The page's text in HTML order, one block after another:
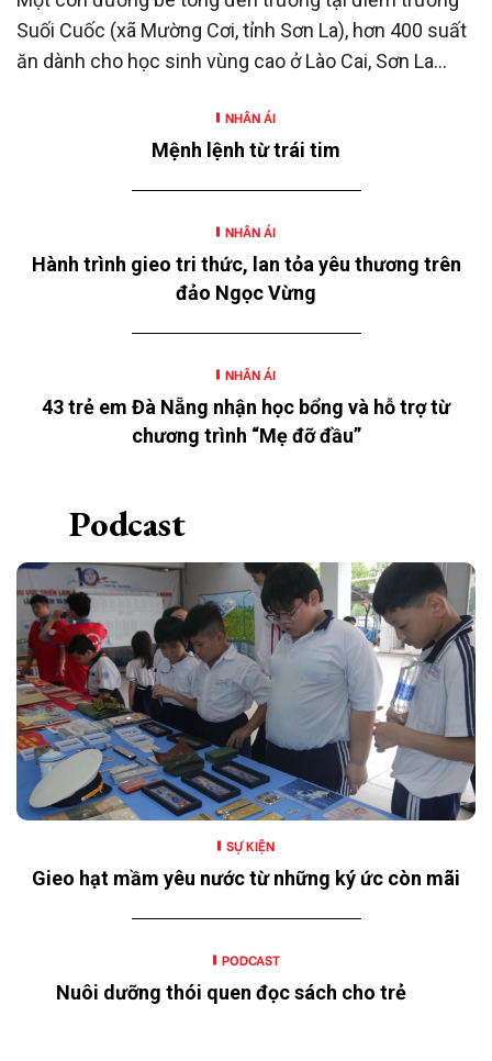
Suối Cuốc (xã Mường Cơi, tỉnh Sơn La), hơn 400 suất
ăn dành cho học sinh vùng cao ở Lào Cai, Sơn La
động nằm trong chương trình “SeABankers Vì trẻ
thơ” năm 2026 với chủ đề “Mùa hè yêu thương” của
Ngân hàng TMCP Đông Nam Á (SeABank, HOSE:
NHÂN ÁI
Mệnh lệnh từ trái tim
NHÂN ÁI
Hành trình gieo tri thức, lan tỏa yêu thương trên
đảo Ngọc Vừng
NHÂN ÁI
43 trẻ em Đà Nẵng nhận học bổng và hỗ trợ từ
chương trình “Mẹ đỡ đầu”
Podcast
SỰ KIỆN
Gieo hạt mầm yêu nước từ những ký ức còn mãi
PODCAST
Nuôi dưỡng thói quen đọc sách cho trẻ